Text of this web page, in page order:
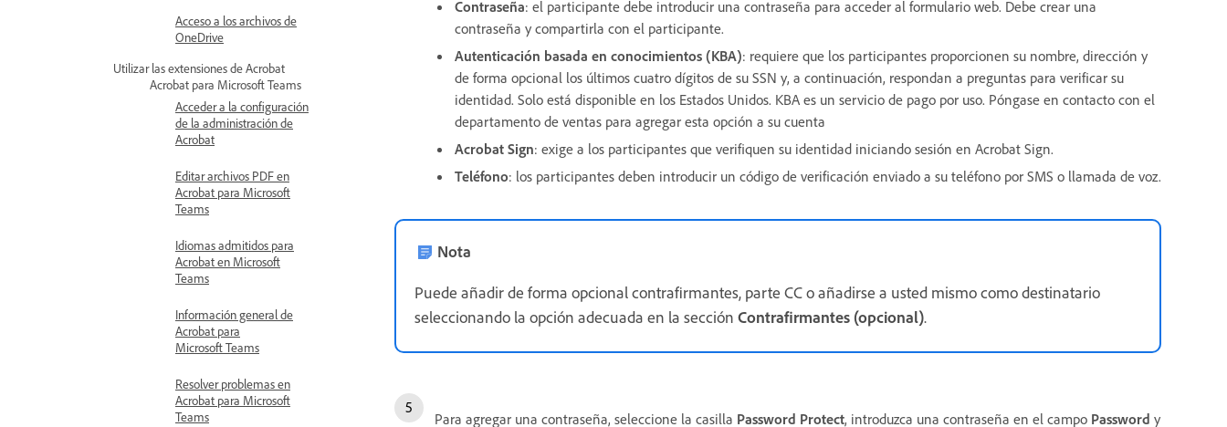
Acceso a los archivos de
OneDrive
Utilizar las extensiones de Acrobat
Acrobat para Microsoft Teams
Acceder a la configuración
de la administración de
Acrobat
Editar archivos PDF en
Acrobat para Microsoft
Teams
Idiomas admitidos para
Acrobat en Microsoft
Teams
Información general de
Acrobat para
Microsoft Teams
Resolver problemas en
Acrobat para Microsoft
Teams
Contraseña: el participante debe introducir una contraseña para acceder al formulario web. Debe crear una
contraseña y compartirla con el participante.
Autenticación basada en conocimientos (KBA): requiere que los participantes proporcionen su nombre, dirección y
de forma opcional los últimos cuatro dígitos de su SSN y, a continuación, respondan a preguntas para verificar su
identidad. Solo está disponible en los Estados Unidos. KBA es un servicio de pago por uso. Póngase en contacto con el
departamento de ventas para agregar esta opción a su cuenta
Acrobat Sign: exige a los participantes que verifiquen su identidad iniciando sesión en Acrobat Sign.
Teléfono: los participantes deben introducir un código de verificación enviado a su teléfono por SMS o llamada de voz.
Nota
Puede añadir de forma opcional contrafirmantes, parte CC o añadirse a usted mismo como destinatario
seleccionando la opción adecuada en la sección Contrafirmantes (opcional).
Para agregar una contraseña, seleccione la casilla Password Protect, introduzca una contraseña en el campo Password y